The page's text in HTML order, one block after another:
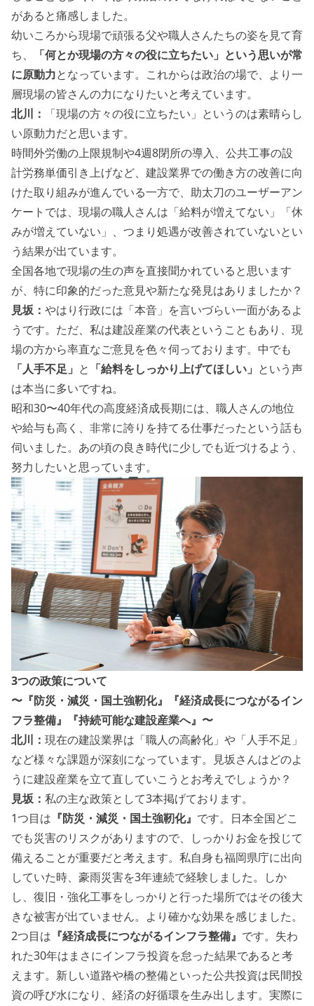
があると痛感しました。
幼いころから現場で頑張る父や職人さんたちの姿を見て育
ち、
「何とか現場の方々の役に立ちたい」という思いが常
に原動力となっています。これからは政治の場で、より一
層現場の皆さんの力になりたいと考えています。
北川：
「現場の方々の役に立ちたい」というのは素晴らし
い原動力だと思います。
時間外労働の上限規制や4週8閉所の導入、公共工事の設
計労務単価引き上げなど、建設業界での働き方の改善に向
けた取り組みが進んでいる一方で、助太刀のユーザーアン
ケートでは、現場の職人さんは「給料が増えてない」「休
みが増えていない」、つまり処遇が改善されていないとい
う結果が出ています。
全国各地で現場の生の声を直接聞かれていると思います
が、特に印象的だった意見や新たな発見はありましたか？
見坂： やはり行政には「本音」を言いづらい一面があるよ
うです。ただ、私は建設産業の代表ということもあり、現
場の方から率直なご意見を色々伺っております。中でも
「人手不足」 と 「給料をしっかり上げてほしい」 という声
は本当に多いですね。
昭和30〜40年代の高度経済成長期には、職人さんの地位
や給与も高く、非常に誇りを持てる仕事だったという話も
伺いました。あの頃の良き時代に少しでも近づけるよう、
努力したいと思っています。
3つの政策について
〜『防災・減災・国土強靭化』『経済成長につながるイン
フラ整備』『持続可能な建設産業へ』〜
北川： 現在の建設業界は「職人の高齢化」や「人手不足」
など様々な課題が深刻になっています。見坂さんはどのよ
うに建設産業を立て直していこうとお考えでしょうか？
見坂： 私の主な政策として3本掲げております。
1つ目は 『防災・減災・国土強靭化』 です。日本全国どこ
でも災害のリスクがありますので、しっかりお金を投じて
備えることが重要だと考えます。私自身も福岡県庁に出向
していた時、豪雨災害を3年連続で経験しました。しか
し、復旧・強化工事をしっかりと行った場所ではその後大
きな被害が出ていません。より確かな効果を感じました。
2つ目は 『経済成長につながるインフラ整備』 です。失わ
れた30年はまさにインフラ投資を怠った結果であると考
えます。新しい道路や橋の整備といった公共投資は民間投
資の呼び水になり、経済の好循環を生み出します。実際に